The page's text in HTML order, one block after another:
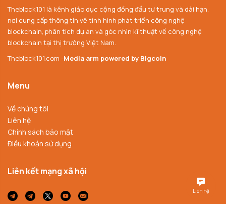
Theblock101 là kênh giáo dục cộng đồng đầu tư trung và dài hạn,
nơi cung cấp thông tin về tình hình phát triển công nghệ
blockchain, phân tích dự án và góc nhìn kĩ thuật về công nghệ
blockchain tại thị trường Việt Nam.
Theblock101.com -Media arm powered by Bigcoin
Menu
Về chúng tôi
Liên hệ
Chính sách bảo mật
Điều khoản sử dụng
Liên kết mạng xã hội
Liên hệ